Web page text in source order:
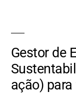
Gestor de
ação)